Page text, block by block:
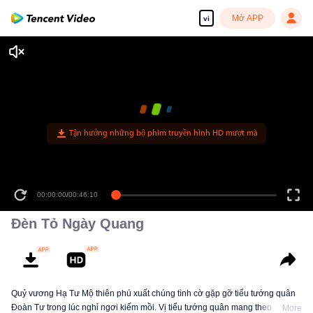
vi Mở APP
Tận hưởng những bộ phim truyền hình HD mượt mà
00:00:00/00:46:10
Đèn Tỏ Ngày Quang
Quỷ vương Hạ Tư Mộ thiên phú xuất chúng tình cờ gặp gỡ tiểu tướng quân
Đoàn Tư trong lúc nghỉ ngơi kiếm mồi. Vị tiểu tướng quân mang theo tín vật
More